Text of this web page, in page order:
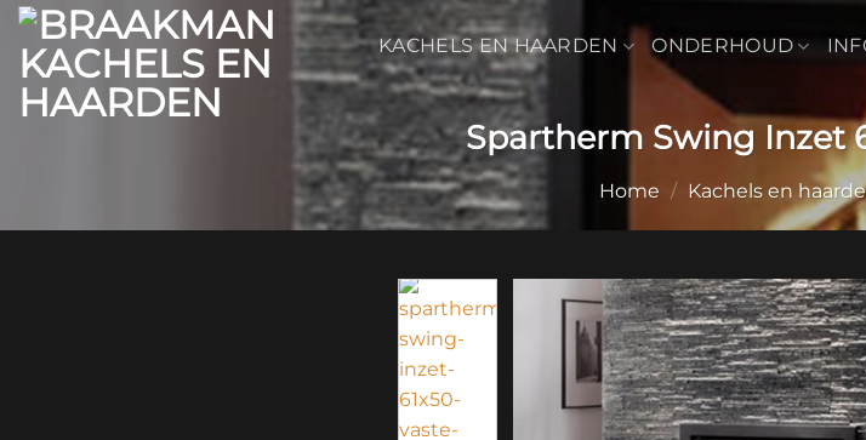
Ga
naar
inhoud
KACHELS EN HAARDEN ONDERHOUD
Spartherm Swing Inzet
Home / Kachels en